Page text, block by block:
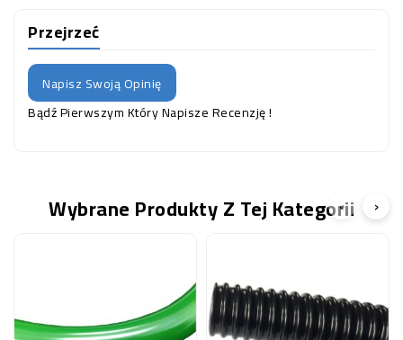
Przejrzeć
Napisz Swoją Opinię
Bądź Pierwszym Który Napisze Recenzję !
Wybrane Produkty Z Tej Kategorii
‹ ›